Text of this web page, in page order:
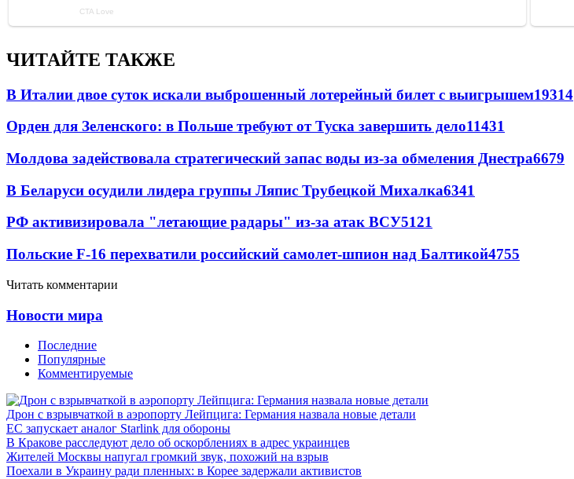
ЧИТАЙТЕ ТАКЖЕ
В Италии двое суток искали выброшенный лотерейный билет с выигрышем19314
Орден для Зеленского: в Польше требуют от Туска завершить дело11431
Молдова задействовала стратегический запас воды из-за обмеления Днестра6679
В Беларуси осудили лидера группы Ляпис Трубецкой Михалка6341
РФ активизировала "летающие радары" из-за атак ВСУ5121
Польские F-16 перехватили российский самолет-шпион над Балтикой4755
Читать комментарии
Новости мира
Последние
Популярные
Комментируемые
Дрон с взрывчаткой в аэропорту Лейпцига: Германия назвала новые детали
ЕС запускает аналог Starlink для обороны
В Кракове расследуют дело об оскорблениях в адрес украинцев
Жителей Москвы напугал громкий звук, похожий на взрыв
Поехали в Украину ради пленных: в Корее задержали активистов